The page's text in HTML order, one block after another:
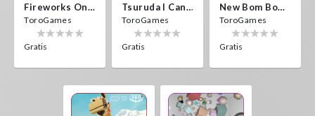
Fireworks On Victory Day
ToroGames
Gratis
Tsuruda I Can Get Really Crazy
ToroGames
Gratis
New Bom Bom Vr SBS 2020
ToroGames
Gratis